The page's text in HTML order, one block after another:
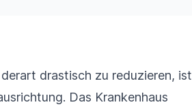
drastisch zu reduzieren, ist
Das Krankenhaus